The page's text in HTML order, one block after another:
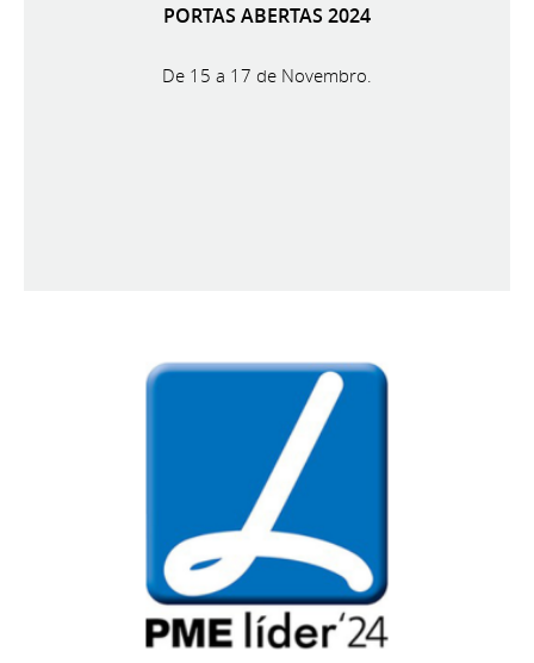
PORTAS ABERTAS 2024
De 15 a 17 de Novembro.